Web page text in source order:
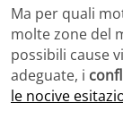
Ma per quali
molte zone del
possibili cause
adeguate, i
le nocive